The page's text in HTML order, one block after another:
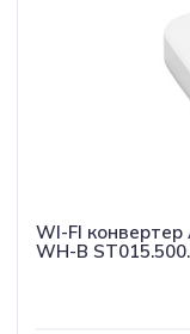
WI-FI конвертер
WH-B